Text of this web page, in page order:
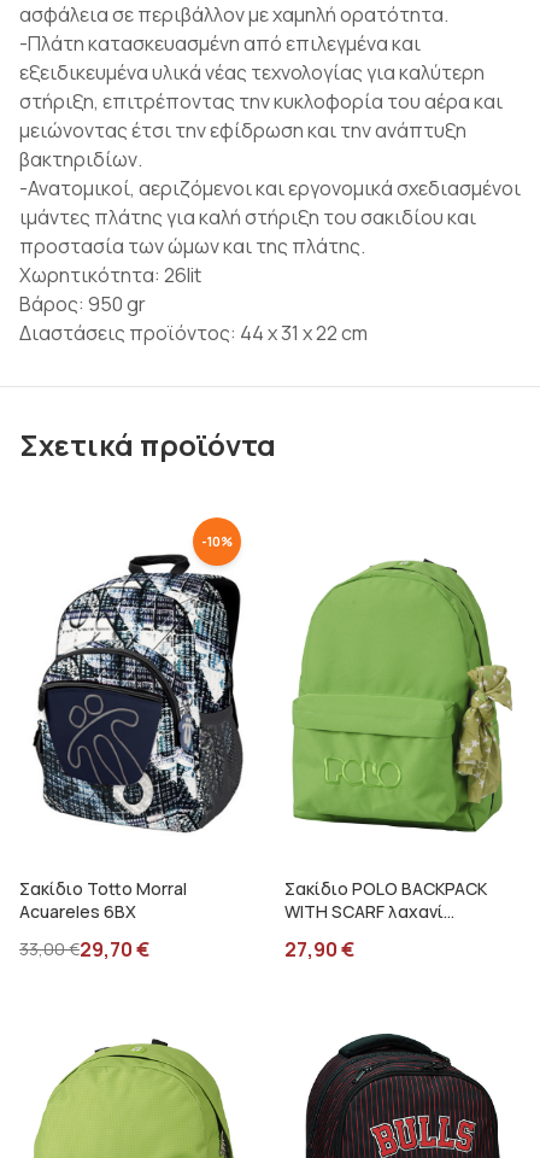
ασφάλεια σε περιβάλλον με χαμηλή ορατότητα.
-Πλάτη κατασκευασμένη από επιλεγμένα και
εξειδικευμένα υλικά νέας τεχνολογίας για καλύτερη
στήριξη, επιτρέποντας την κυκλοφορία του αέρα και
μειώνοντας έτσι την εφίδρωση και την ανάπτυξη
βακτηριδίων.
-Ανατομικοί, αεριζόμενοι και εργονομικά σχεδιασμένοι
ιμάντες πλάτης για καλή στήριξη του σακιδίου και
προστασία των ώμων και της πλάτης.
Χωρητικότητα: 26lit
Βάρος: 950 gr
Διαστάσεις προϊόντος: 44 x 31 x 22 cm
Σχετικά προϊόντα
-10%
Σακίδιο Totto Morral
Acuareles 6BX
33,00€29,70€
Σακίδιο POLO BACKPACK
WITH SCARF λαχανί
27,90€